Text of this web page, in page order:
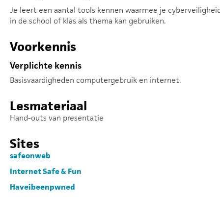
Je leert een aantal tools kennen waarmee je
in de school of klas als thema kan gebruiken.
Voorkennis
Verplichte kennis
Basisvaardigheden computergebruik en internet.
Lesmateriaal
Hand-outs van presentatie
Sites
safeonweb
Internet Safe & Fun
Haveibeenpwned